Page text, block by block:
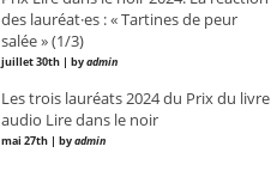
des lauréat·es : « Tartines de peur
salée » (1/3)
juillet 30th | byadmin
Les trois lauréats 2024 du Prix du livre
audio Lire dans le noir
mai 27th | byadmin